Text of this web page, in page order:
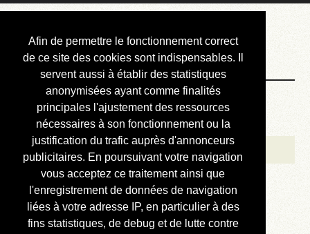
Afin de permettre le fonctionnement correct
de ce site des cookies sont indispensables. Il
servent aussi à établir des statistiques
anonymisées ayant comme finalités
principales l'ajustement des ressources
nécessaires à son fonctionnement ou la
justification du trafic auprès d'annonceurs
publicitaires. En poursuivant votre navigation
vous acceptez ce traitement ainsi que
l'enregistrement de données de navigation
liées à votre adresse IP, en particulier à des
fins statistiques, de debug et de lutte contre
Courbis, « LE »
Blog Officiel
Bienvenue
Réalisations
Divers (et d’été)
Annonces
Liens externes